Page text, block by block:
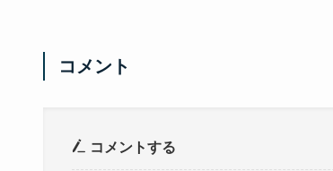
コメント
コメントする